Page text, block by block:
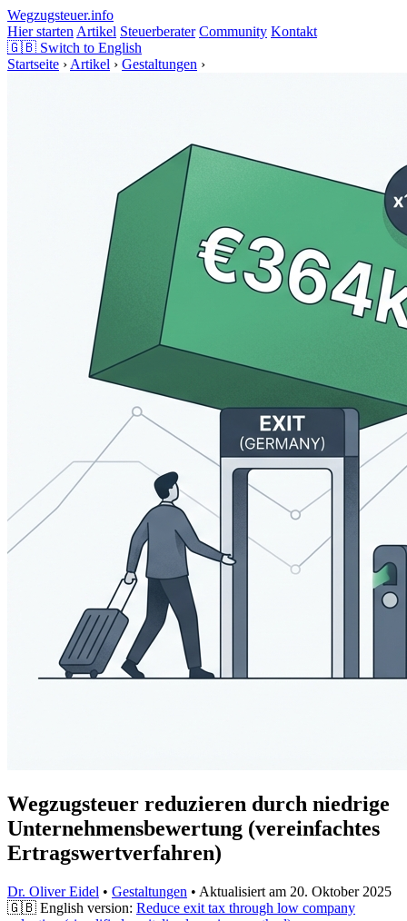
Wegzugsteuer.info
Hier starten Artikel Steuerberater Community Kontakt
🇬🇧 Switch to English
Startseite › Artikel › Gestaltungen ›
Wegzugsteuer reduzieren durch niedrige
Unternehmensbewertung (vereinfachtes
Ertragswertverfahren)
Dr. Oliver Eidel • Gestaltungen • Aktualisiert am 20. Oktober 2025
🇬🇧 English version: Reduce exit tax through low company